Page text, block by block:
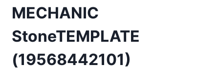
MECHANIC
StoneTEMPLATE
(19568442101)